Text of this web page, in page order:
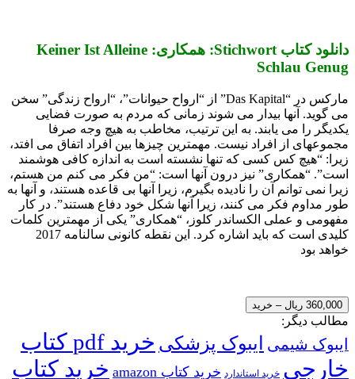
دانلود کتاب Stichwort: همکاری: Keiner Ist Alleine
Schlau Genug
مارکس در “Das Kapital” از “ارواح حیوانات”، “ارواح زندگی” سخن
می گوید. آنها بیدار می شوند زمانی که مردم به صورت فضایی
یکدیگر را می یابند. به این ترتیب، مخاطب به هیچ وجه صرفا
مجموعهای از افراد نیست. مهمترین چیزها بین افراد اتفاق می افتد،
زیرا: “هیچ کس کسی که تنها نشسته است به اندازه کافی هوشمند
است”. “همکاری” نیز درون آنها است: “من فکر می کنم من هستم،
زیرا نمی توانم آن را نادیده بگیرم، زیرا آنها بی قاعده هستند، و آنها به
طور مداوم فکر می کنند، زیرا آنها شکل خود دفاع هستند”. در کار
مفهومی و عملی الکساندر کلوز، “همکاری” یکی از مهمترین کلمات
کلیدی است که باید اشاره کرد. این نقطه کانونی سالنامه 2017
خواهد بود
360,000 ریال – خرید
مطالب دیگر:
ایبوک شیمی ایبوک پزشکی
خرید pdf کتاب
خارجی خرید استاندارد خرید کتاب amazon
خرید کتاب